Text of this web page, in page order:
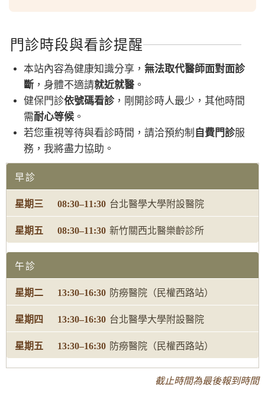
門診時段與看診提醒
本站內容為健康知識分享， 無法取代醫師面對面診
斷，身體不適請就近就醫。
健保門診依號碼看診，剛開診時人最少，其他時間
需耐心等候。
若您重視等待與看診時間，請洽預約制 自費門診服
務，我將盡力協助。
早診
08:30–11:30 台北醫學大學附設醫院
08:30–11:30 新竹關西北醫樂齡診所
午診
13:30–16:30 防癆醫院 （民權西路站）
13:30–16:30 台北醫學大學附設醫院
13:30–16:30 防癆醫院 （民權西路站）
截止時間為最後報到時間